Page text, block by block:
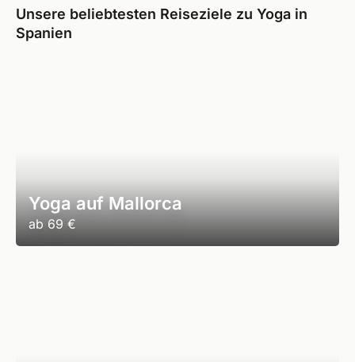
Unsere beliebtesten Reiseziele zu Yoga in
Spanien
Yoga auf Mallorca
ab 69 €